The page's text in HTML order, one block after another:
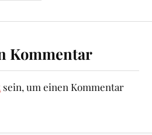
Kommentar
sein, um einen Kommentar